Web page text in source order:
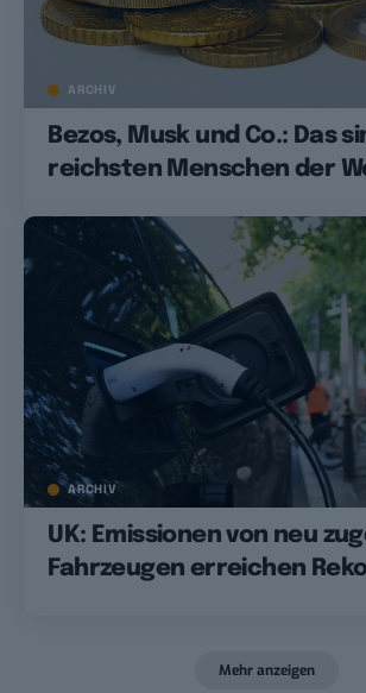
ARCHIV
Bezos, Musk und Co.: Das
reichsten Menschen der
ARCHIV
UK: Emissionen von neu
Fahrzeugen erreichen
Mehr anzeigen